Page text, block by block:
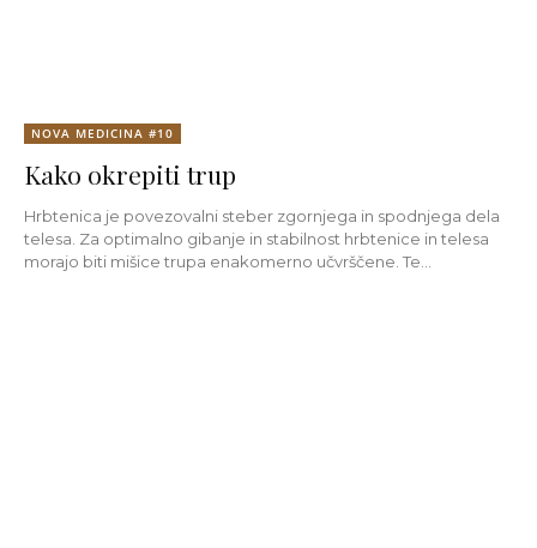
NOVA MEDICINA #10
Kako okrepiti trup
Hrbtenica je povezovalni steber zgornjega in spodnjega dela
telesa. Za optimalno gibanje in stabilnost hrbtenice in telesa
morajo biti mišice trupa enakomerno učvrščene. Te...